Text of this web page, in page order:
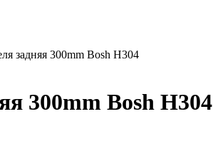
задняя 300mm Bosh H304
300mm Bosh H304